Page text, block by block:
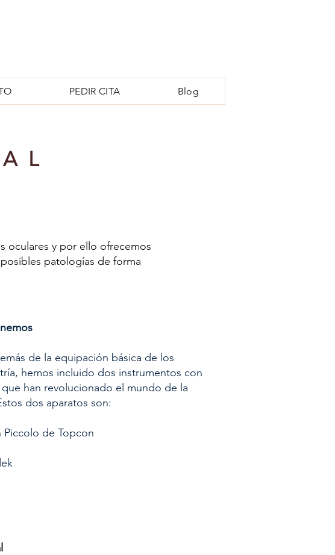
PEDIR CITA Blog
oculares y por ello ofrecemos
patologías de forma
de la equipación básica de los
hemos incluido dos instrumentos con
han revolucionado el mundo de la
dos aparatos son:
Piccolo de Topcon